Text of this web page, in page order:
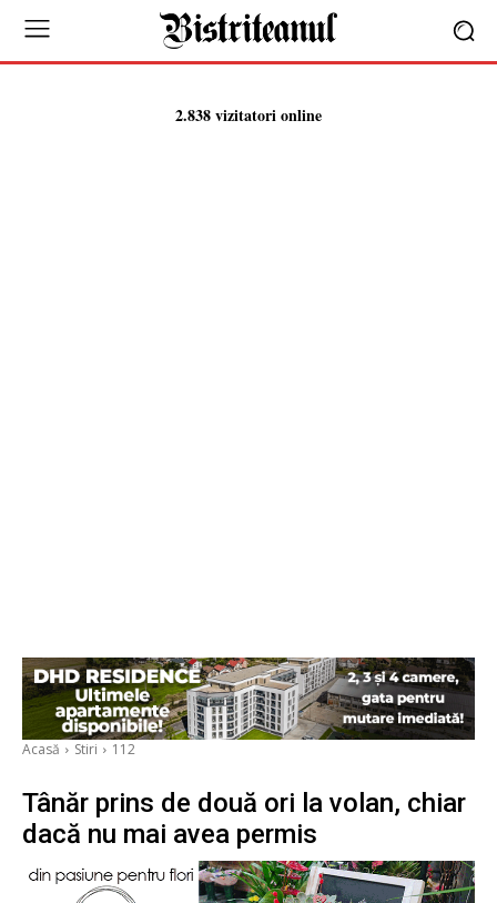
2.838 vizitatori online
Acasă Stiri 112
Tânăr prins de două ori la volan, chiar
dacă nu mai avea permis